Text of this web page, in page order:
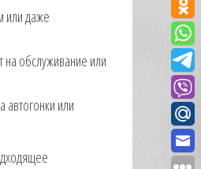
или даже
обслуживание или
или